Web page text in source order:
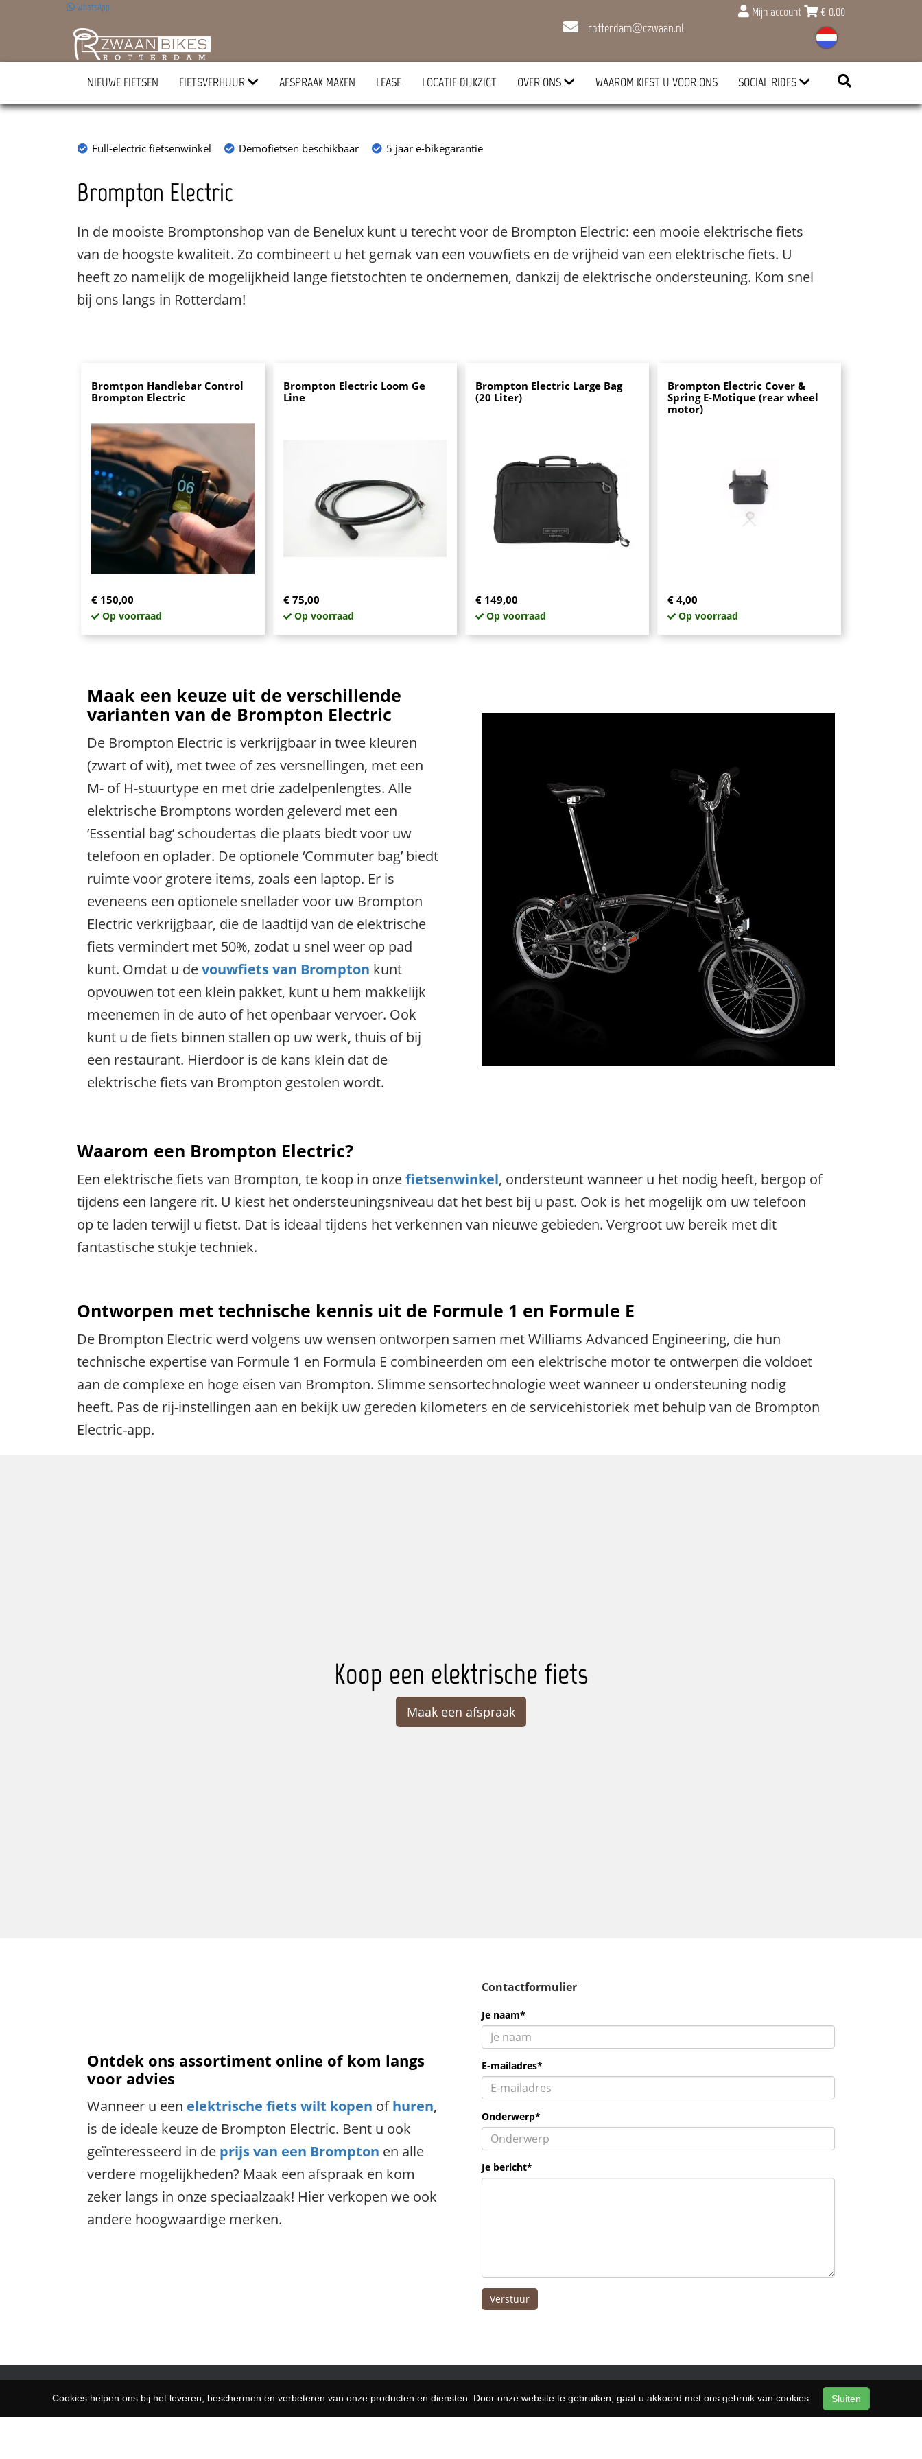
Mijn account € 0,00
rotterdam@czwaan.nl
WhatsApp
NIEUWE FIETSEN FIETSVERHUUR AFSPRAAK MAKEN LEASE LOCATIE DIJKZIGT OVER ONS WAAROM KIEST U VOOR ONS SOCIAL RIDES
Full-electric fietsenwinkel Demofietsen beschikbaar 5 jaar e-bikegarantie
Brompton Electric
In de mooiste Bromptonshop van de Benelux kunt u terecht voor de Brompton Electric: een mooie elektrische fiets
van de hoogste kwaliteit. Zo combineert u het gemak van een vouwfiets en de vrijheid van een elektrische fiets. U
heeft zo namelijk de mogelijkheid lange fietstochten te ondernemen, dankzij de elektrische ondersteuning. Kom snel
bij ons langs in Rotterdam!
Bromtpon Handlebar Control
Brompton Electric
€ 150,00
Op voorraad
Brompton Electric Loom Ge
Line
€ 75,00
Op voorraad
Brompton Electric Large Bag
(20 Liter)
€ 149,00
Op voorraad
Brompton Electric Cover &
Spring E-Motique (rear wheel
motor)
€ 4,00
Op voorraad
Maak een keuze uit de verschillende
varianten van de Brompton Electric
De Brompton Electric is verkrijgbaar in twee kleuren
(zwart of wit), met twee of zes versnellingen, met een
M- of H-stuurtype en met drie zadelpenlengtes. Alle
elektrische Bromptons worden geleverd met een
’Essential bag’ schoudertas die plaats biedt voor uw
telefoon en oplader. De optionele ‘Commuter bag’ biedt
ruimte voor grotere items, zoals een laptop. Er is
eveneens een optionele snellader voor uw Brompton
Electric verkrijgbaar, die de laadtijd van de elektrische
fiets vermindert met 50%, zodat u snel weer op pad
kunt. Omdat u devouwfiets van Brompton kunt
opvouwen tot een klein pakket, kunt u hem makkelijk
meenemen in de auto of het openbaar vervoer. Ook
kunt u de fiets binnen stallen op uw werk, thuis of bij
een restaurant. Hierdoor is de kans klein dat de
elektrische fiets van Brompton gestolen wordt.
Waarom een Brompton Electric?
Een elektrische fiets van Brompton, te koop in onzefietsenwinkel, ondersteunt wanneer u het nodig heeft, bergop of
tijdens een langere rit. U kiest het ondersteuningsniveau dat het best bij u past. Ook is het mogelijk om uw telefoon
op te laden terwijl u fietst. Dat is ideaal tijdens het verkennen van nieuwe gebieden. Vergroot uw bereik met dit
fantastische stukje techniek.
Ontworpen met technische kennis uit de Formule 1 en Formule E
De Brompton Electric werd volgens uw wensen ontworpen samen met Williams Advanced Engineering, die hun
technische expertise van Formule 1 en Formula E combineerden om een elektrische motor te ontwerpen die voldoet
aan de complexe en hoge eisen van Brompton. Slimme sensortechnologie weet wanneer u ondersteuning nodig
heeft. Pas de rij-instellingen aan en bekijk uw gereden kilometers en de servicehistoriek met behulp van de Brompton
Electric-app.
Koop een elektrische fiets
Maak een afspraak
Ontdek ons assortiment online of kom langs
voor advies
Wanneer u een elektrische fiets wilt kopen ofhuren,
is de ideale keuze de Brompton Electric. Bent u ook
geïnteresseerd in de prijs van een Brompton en alle
verdere mogelijkheden? Maak een afspraak en kom
zeker langs in onze speciaalzaak! Hier verkopen we ook
andere hoogwaardige merken.
Contactformulier
Je naam*
E-mailadres*
Onderwerp*
Je bericht*
Verstuur
Cookies helpen ons bij het leveren, beschermen en verbeteren van onze producten en diensten. Door onze website te gebruiken, gaat u akkoord met ons gebruik van cookies. Sluiten